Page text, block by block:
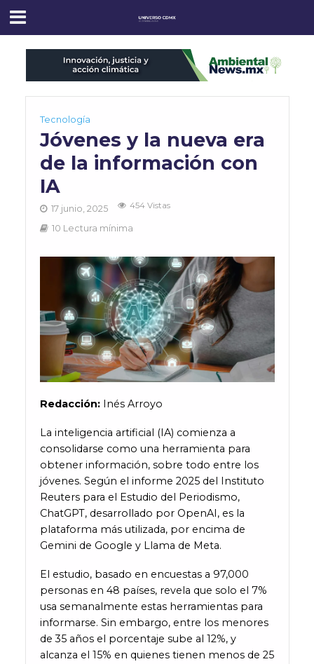
Tecnología
Jóvenes y la nueva era
de la información con
IA
17 junio, 2025 454 Vistas
10 Lectura mínima
Redacción: Inés Arroyo
La inteligencia artificial (IA) comienza a
consolidarse como una herramienta para
obtener información, sobre todo entre los
jóvenes. Según el informe 2025 del Instituto
Reuters para el Estudio del Periodismo,
ChatGPT, desarrollado por OpenAI, es la
plataforma más utilizada, por encima de
Gemini de Google y Llama de Meta.
El estudio, basado en encuestas a 97,000
personas en 48 países, revela que solo el 7%
usa semanalmente estas herramientas para
informarse. Sin embargo, entre los menores
de 35 años el porcentaje sube al 12%, y
alcanza el 15% en quienes tienen menos de 25